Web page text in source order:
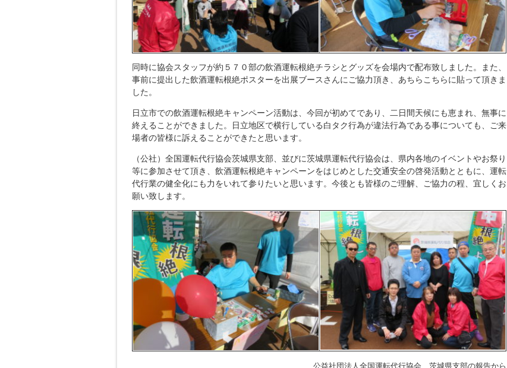
同時に協会スタッフが約５７０部の飲酒運転根絶チラシとグッズを会場内で配布致しました。また、
事前に提出した飲酒運転根絶ポスターを出展ブースさんにご協力頂き、あちらこちらに貼って頂きま
した。
日立市での飲酒運転根絶キャンペーン活動は、今回が初めてであり、二日間天候にも恵まれ、無事に
終えることができました。日立地区で横行している白タク行為が違法行為である事についても、ご来
場者の皆様に訴えることができたと思います。
（公社）全国運転代行協会茨城県支部、並びに茨城県運転代行協会は、県内各地のイベントやお祭り
等に参加させて頂き、飲酒運転根絶キャンペーンをはじめとした交通安全の啓発活動とともに、運転
代行業の健全化にも力をいれて参りたいと思います。今後とも皆様のご理解、ご協力の程、宜しくお
願い致します。
公益社団法人全国運転代行協会 茨城県支部の報告から